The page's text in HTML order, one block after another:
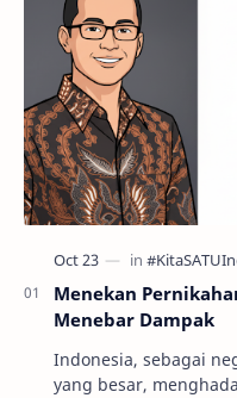
Menekan
Menebar Dampak
Indonesia, sebagai
yang besar,